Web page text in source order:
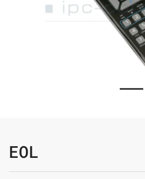
EOL